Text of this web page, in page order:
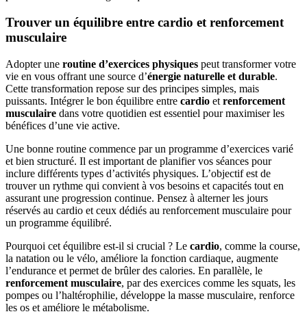
Trouver un équilibre entre cardio et renforcement
musculaire
Adopter une routine d’exercices physiques peut transformer votre
vie en vous offrant une source d’énergie naturelle et durable.
Cette transformation repose sur des principes simples, mais
puissants. Intégrer le bon équilibre entre cardio et renforcement
musculaire dans votre quotidien est essentiel pour maximiser les
bénéfices d’une vie active.
Une bonne routine commence par un programme d’exercices varié
et bien structuré. Il est important de planifier vos séances pour
inclure différents types d’activités physiques. L’objectif est de
trouver un rythme qui convient à vos besoins et capacités tout en
assurant une progression continue. Pensez à alterner les jours
réservés au cardio et ceux dédiés au renforcement musculaire pour
un programme équilibré.
Pourquoi cet équilibre est-il si crucial ? Le cardio, comme la course,
la natation ou le vélo, améliore la fonction cardiaque, augmente
l’endurance et permet de brûler des calories. En parallèle, le
renforcement musculaire, par des exercices comme les squats, les
pompes ou l’haltérophilie, développe la masse musculaire, renforce
les os et améliore le métabolisme.